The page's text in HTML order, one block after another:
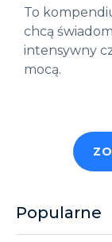
To
chcą
intensywny
mocą.
Popularne